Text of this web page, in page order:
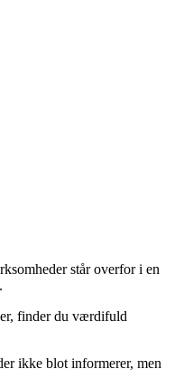
står overfor i en
finder du værdifuld
ikke blot informerer, men